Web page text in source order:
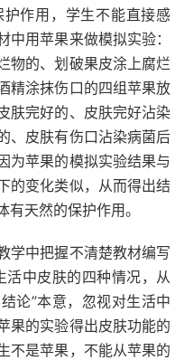
作用，学生不能直接感
用苹果来做模拟实验：
物的、划破果皮涂上腐烂
精涂抹伤口的四组苹果放
肤完好的、皮肤完好沾染
、皮肤有伤口沾染病菌后
为苹果的模拟实验结果与
的变化类似，从而得出结
天然的保护作用。
学中把握不清楚教材编写
活中皮肤的四种情况，从
论”本意，忽视对生活中
果的实验得出皮肤功能的
不是苹果，不能从苹果的